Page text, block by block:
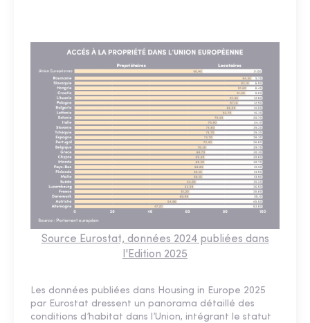
Source Eurostat, données 2024 publiées dans
l'Edition 2025
Les données publiées dans Housing in Europe 2025
par Eurostat dressent un panorama détaillé des
conditions d’habitat dans l’Union, intégrant le statut